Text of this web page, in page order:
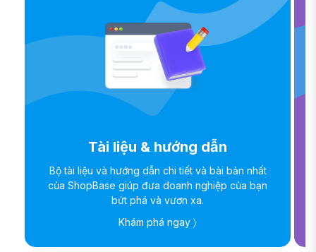
Tài liệu & hướng dẫn
Bộ tài liệu và hướng dẫn chi tiết và bài bản nhất
của ShopBase giúp đưa doanh nghiệp của bạn
bứt phá và vươn xa.
Khám phá ngay 〉